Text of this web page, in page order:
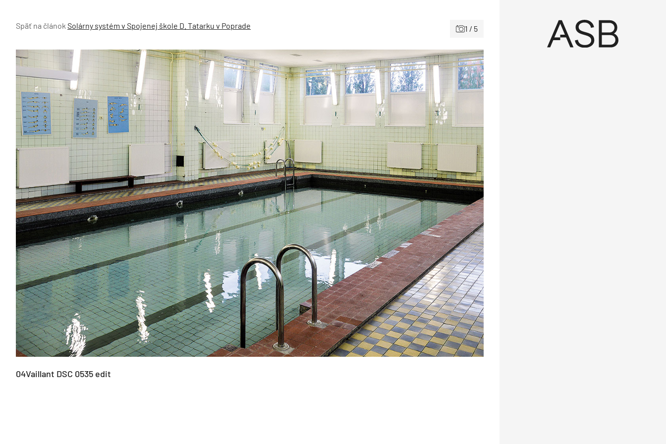
Späť na článok Solárny systém v Spojenej škole D. Tatarku v Poprade 1 / 5
04Vaillant DSC 0535 edit